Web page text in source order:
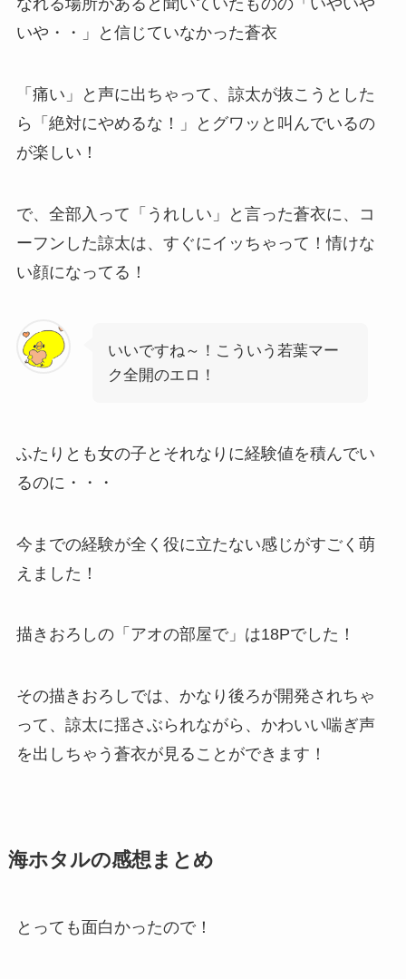
なれる場所があると聞いていたものの「いやいや
いや・・」と信じていなかった蒼衣
「痛い」と声に出ちゃって、諒太が抜こうとした
ら「絶対にやめるな！」とグワッと叫んでいるの
が楽しい！
で、全部入って「うれしい」と言った蒼衣に、コ
ーフンした諒太は、すぐにイッちゃって！情けな
い顔になってる！
いいですね～！こういう若葉マー
ク全開のエロ！
ふたりとも女の子とそれなりに経験値を積んでい
るのに・・・
今までの経験が全く役に立たない感じがすごく萌
えました！
描きおろしの「アオの部屋で」は18Pでした！
その描きおろしでは、かなり後ろが開発されちゃ
って、諒太に揺さぶられながら、かわいい喘ぎ声
を出しちゃう蒼衣が見ることができます！
海ホタルの感想まとめ
とっても面白かったので！